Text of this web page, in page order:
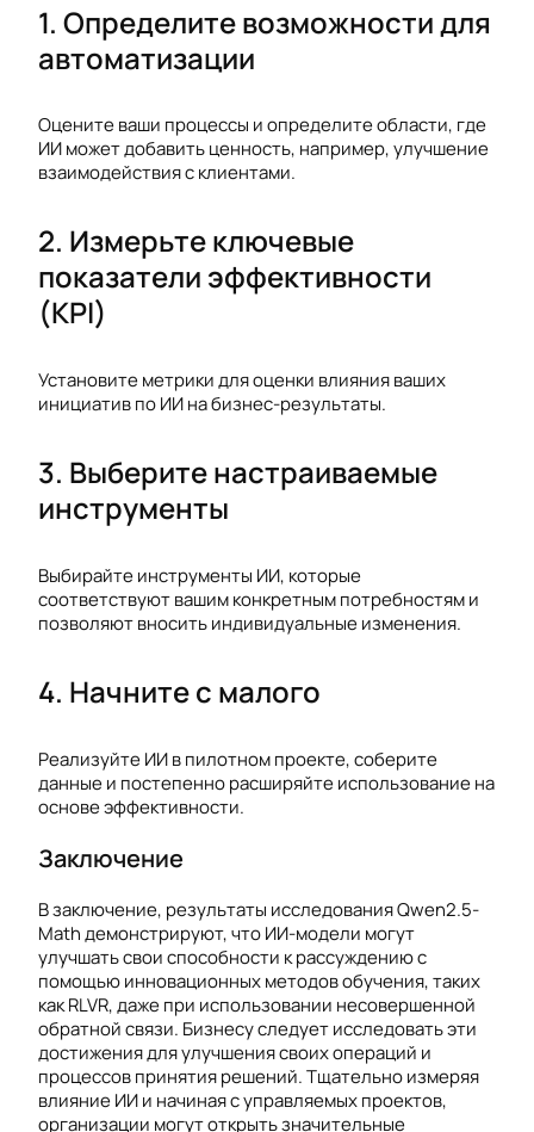
1. Определите возможности для
автоматизации
Оцените ваши процессы и определите области, где
ИИ может добавить ценность, например, улучшение
взаимодействия с клиентами.
2. Измерьте ключевые
показатели эффективности
(KPI)
Установите метрики для оценки влияния ваших
инициатив по ИИ на бизнес-результаты.
3. Выберите настраиваемые
инструменты
Выбирайте инструменты ИИ, которые
соответствуют вашим конкретным потребностям и
позволяют вносить индивидуальные изменения.
4. Начните с малого
Реализуйте ИИ в пилотном проекте, соберите
данные и постепенно расширяйте использование на
основе эффективности.
Заключение
В заключение, результаты исследования Qwen2.5-
Math демонстрируют, что ИИ-модели могут
улучшать свои способности к рассуждению с
помощью инновационных методов обучения, таких
как RLVR, даже при использовании несовершенной
обратной связи. Бизнесу следует исследовать эти
достижения для улучшения своих операций и
процессов принятия решений. Тщательно измеряя
влияние ИИ и начиная с управляемых проектов,
организации могут открыть значительные